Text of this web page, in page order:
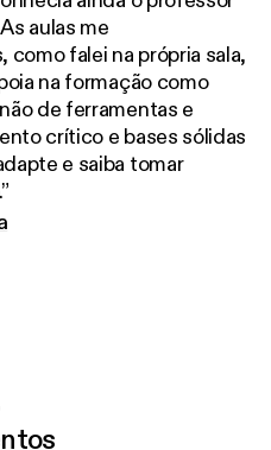
aulas me
como falei na própria sala,
na formação como
de ferramentas e
crítico e bases sólidas
e saiba tomar